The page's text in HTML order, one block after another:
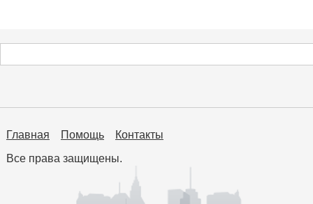
Главная Помощь
Контакты
Все права защищены.